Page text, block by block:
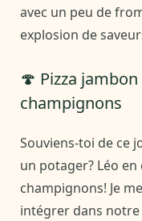
avec un peu de
explosion de
🍄 Pizza
champignons
Souviens-toi de ce
un potager? Léo
champignons! Je
intégrer dans notre